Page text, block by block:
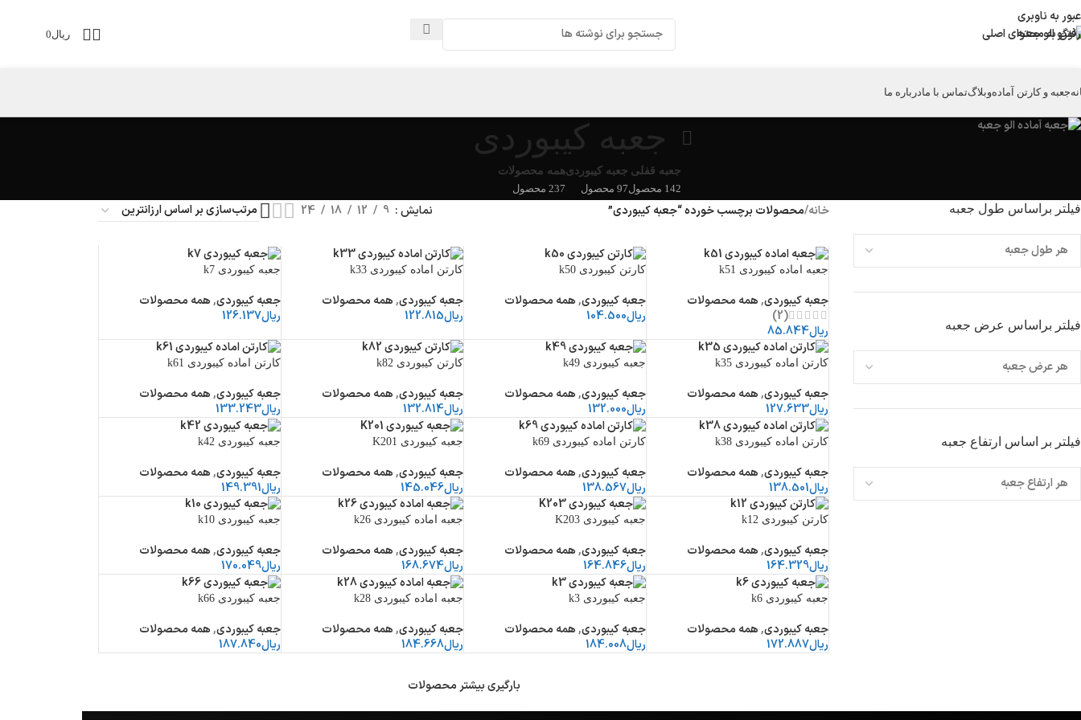
عبور به ناوبری
رفتن به محتوای اصلی
ریال0
جعبه و کارتن آمادهوبلاگتماس با مادرباره ما
جعبه کیبوردی
جعبه قفلی
142 محصول
جعبه کیبوردی
97 محصول
همه محصولات
237 محصول
فیلتر براساس طول جعبه
فیلتر براساس عرض جعبه
فیلتر بر اساس ارتفاع جعبه
خانه/محصولات برچسب خورده “جعبه کیبوردی” نمایش 9
12
18
24
جعبه اماده کیبوردی k51
جعبه کیبوردی,همه محصولات
(2)
ریال85.844
کارتن کیبوردی k50
جعبه کیبوردی,همه محصولات
ریال104.500
کارتن اماده کیبوردی k33
جعبه کیبوردی,همه محصولات
ریال122.815
جعبه کیبوردی k7
جعبه کیبوردی,همه محصولات
ریال126.137
کارتن اماده کیبوردی k35
جعبه کیبوردی,همه محصولات
ریال127.633
جعبه کیبوردی k49
جعبه کیبوردی,همه محصولات
ریال132.000
کارتن کیبوردی k82
جعبه کیبوردی,همه محصولات
ریال132.814
کارتن اماده کیبوردی k61
جعبه کیبوردی,همه محصولات
ریال133.243
کارتن اماده کیبوردی k38
جعبه کیبوردی,همه محصولات
ریال138.501
کارتن اماده کیبوردی k69
جعبه کیبوردی,همه محصولات
ریال138.567
جعبه کیبوردی K201
جعبه کیبوردی,همه محصولات
ریال145.046
جعبه کیبوردی k42
جعبه کیبوردی,همه محصولات
ریال149.391
کارتن کیبوردی k12
جعبه کیبوردی,همه محصولات
ریال164.329
جعبه کیبوردی K203
جعبه کیبوردی,همه محصولات
ریال164.846
جعبه اماده کیبوردی k26
جعبه کیبوردی,همه محصولات
ریال168.674
جعبه کیبوردی k10
جعبه کیبوردی,همه محصولات
ریال170.049
جعبه کیبوردی k6
جعبه کیبوردی,همه محصولات
ریال172.887
جعبه کیبوردی k3
جعبه کیبوردی,همه محصولات
ریال184.008
جعبه اماده کیبوردی k28
جعبه کیبوردی,همه محصولات
ریال184.668
جعبه کیبوردی k66
جعبه کیبوردی,همه محصولات
ریال187.840
بارگیری بیشتر محصولات